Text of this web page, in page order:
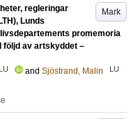
Mark
regleringar
Lunds
promemoria
följd av artskyddet –
LU and Sjöstrand, Malin LU